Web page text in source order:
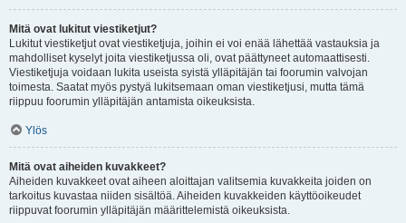
Mitä ovat lukitut viestiketjut?
Lukitut viestiketjut ovat viestiketjuja, joihin ei voi enää lähettää vastauksia ja
mahdolliset kyselyt joita viestiketjussa oli, ovat päättyneet automaattisesti.
Viestiketjuja voidaan lukita useista syistä ylläpitäjän tai foorumin valvojan
toimesta. Saatat myös pystyä lukitsemaan oman viestiketjusi, mutta tämä
riippuu foorumin ylläpitäjän antamista oikeuksista.
Ylös
Mitä ovat aiheiden kuvakkeet?
Aiheiden kuvakkeet ovat aiheen aloittajan valitsemia kuvakkeita joiden on
tarkoitus kuvastaa niiden sisältöä. Aiheiden kuvakkeiden käyttöoikeudet
riippuvat foorumin ylläpitäjän määrittelemistä oikeuksista.